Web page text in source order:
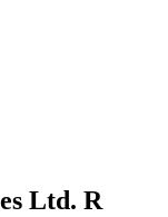
Ltd. R